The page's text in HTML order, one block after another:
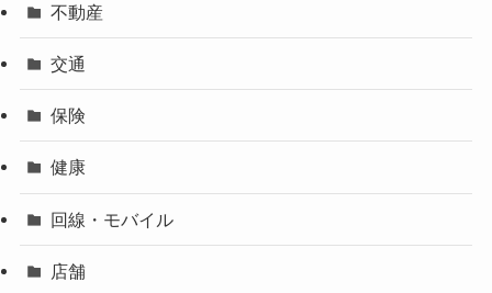
不動産
交通
保険
健康
回線・モバイル
店舗